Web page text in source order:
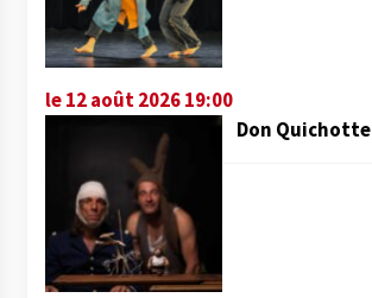
le 12 août 2026 19:00
Don Quichotte